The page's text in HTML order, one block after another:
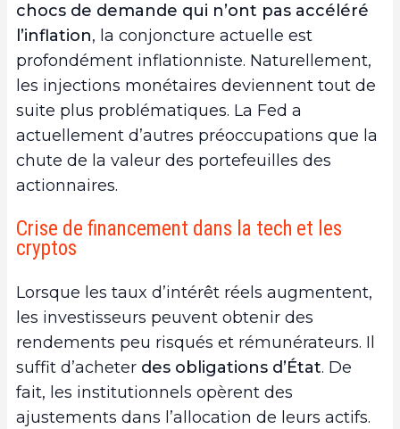
chocs de demande qui n’ont pas accéléré
l’inflation, la conjoncture actuelle est
profondément inflationniste. Naturellement,
les injections monétaires deviennent tout de
suite plus problématiques. La Fed a
actuellement d’autres préoccupations que la
chute de la valeur des portefeuilles des
actionnaires.
Crise de financement dans la tech et les
cryptos
Lorsque les taux d’intérêt réels augmentent,
les investisseurs peuvent obtenir des
rendements peu risqués et rémunérateurs. Il
suffit d’acheter des obligations d’État. De
fait, les institutionnels opèrent des
ajustements dans l’allocation de leurs actifs.